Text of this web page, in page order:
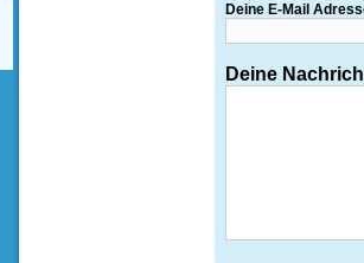
Deine E-Mail
Deine